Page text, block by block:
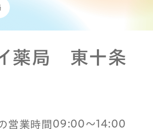
薬局 東十条
営業時間 09:00〜14:00